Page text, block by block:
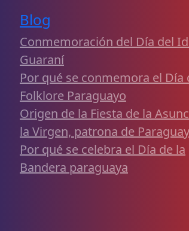
Blog
Conmemoración del Día del
Guaraní
Por qué se conmemora el Día
Folklore Paraguayo
Origen de la Fiesta de la
la Virgen, patrona de Paraguay
Por qué se celebra el Día de la
Bandera paraguaya